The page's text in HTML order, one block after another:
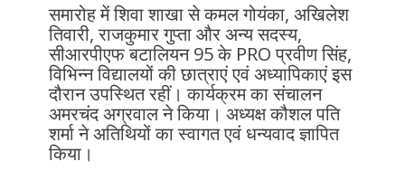
समारोह में शिवा शाखा से कमल गोयंका, अखिलेश
तिवारी, राजकुमार गुप्ता और अन्य सदस्य,
सीआरपीएफ बटालियन 95 के PRO प्रवीण सिंह,
विभिन्न विद्यालयों की छात्राएं एवं अध्यापिकाएं इस
दौरान उपस्थित रहीं। कार्यक्रम का संचालन
अमरचंद अग्रवाल ने किया। अध्यक्ष कौशल पति
शर्मा ने अतिथियों का स्वागत एवं धन्यवाद ज्ञापित
किया।